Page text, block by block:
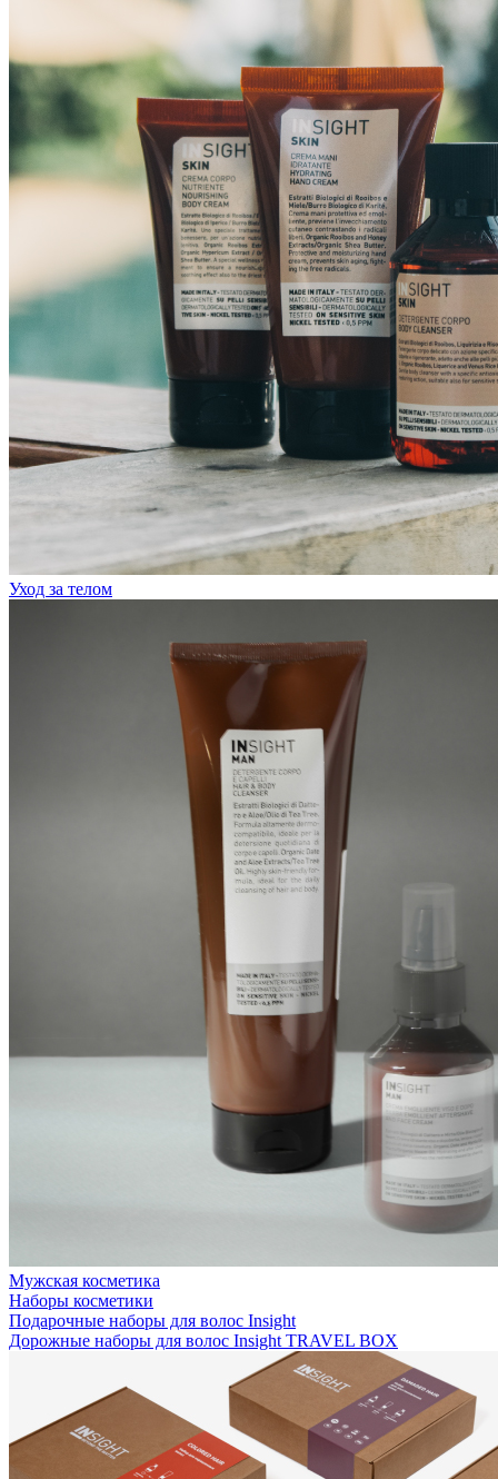
Уход за телом
Мужская косметика
Наборы косметики
Подарочные наборы для волос Insight
Дорожные наборы для волос Insight TRAVEL BOX